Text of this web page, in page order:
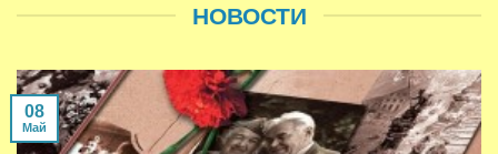
НОВОСТИ
08
Май